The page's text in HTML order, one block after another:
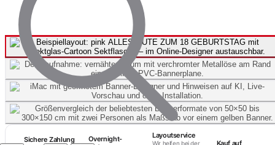
Sichere Zahlung
Overnight-
Layoutservice
Wir helfen bei der
Kauf auf